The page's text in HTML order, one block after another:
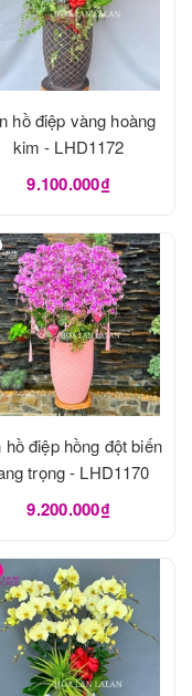
hồ điệp vàng hoàng
kim - LHD1172
9.100.000₫
hồ điệp hồng đột biến
trọng - LHD1170
9.200.000₫